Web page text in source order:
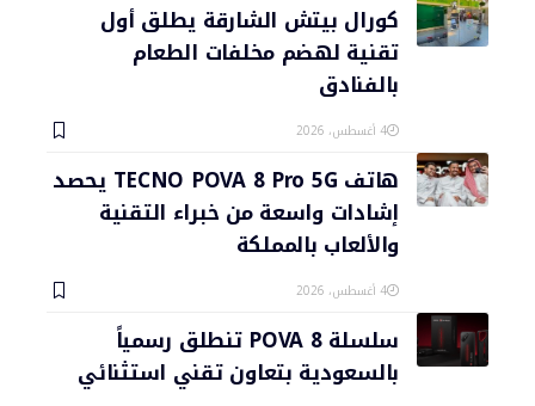
كورال بيتش الشارقة يطلق أول
تقنية لهضم مخلفات الطعام
بالفنادق
4 أغسطس، 2026
هاتف TECNO POVA 8 Pro 5G يحصد
إشادات واسعة من خبراء التقنية
والألعاب بالمملكة
4 أغسطس، 2026
سلسلة POVA 8 تنطلق رسمياً
بالسعودية بتعاون تقني استثنائي